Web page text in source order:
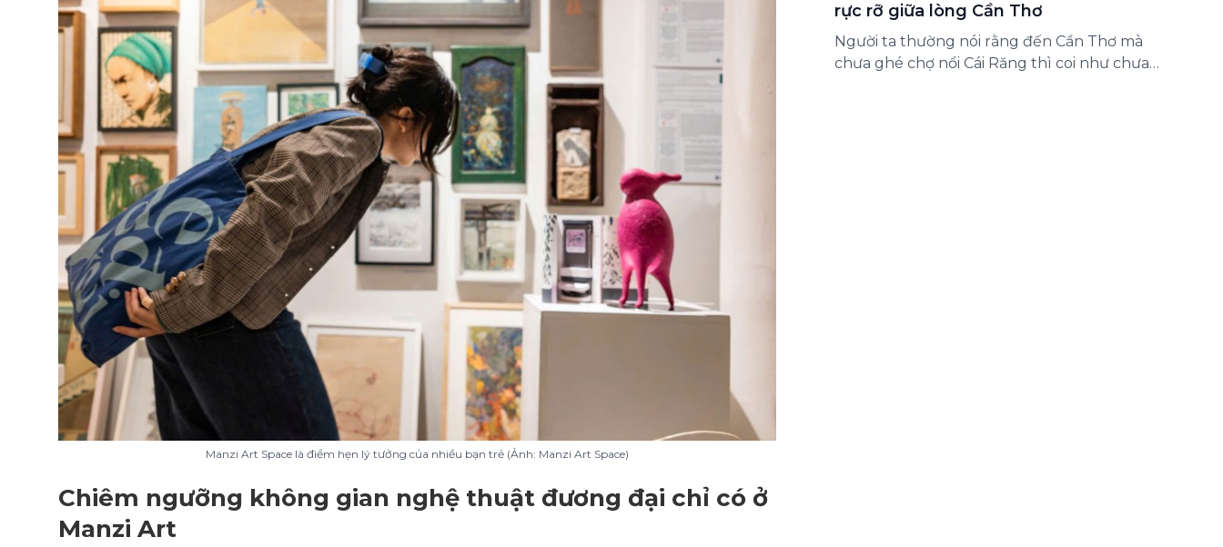
Manzi Art Space là điểm hẹn lý tưởng của nhiều bạn trẻ (Ảnh: Manzi Art Space)
Chiêm ngưỡng không gian nghệ thuật đương đại chỉ có ở
Manzi Art
rực rỡ giữa lòng Cần Thơ
Người ta thường nói rằng đến Cần Thơ mà
chưa ghé chợ nổi Cái Răng thì coi như chưa